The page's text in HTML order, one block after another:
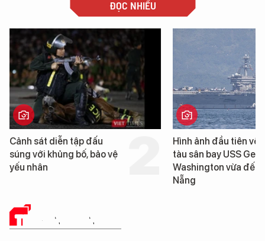
ĐỌC NHIỀU
Cảnh sát diễn tập đấu
súng với khủng bố, bảo vệ
yếu nhân
Hình ảnh đầu tiên về
tàu sân bay USS
Washington vừa đến
Nẵng
TRUYỀN THÔNG SỐ